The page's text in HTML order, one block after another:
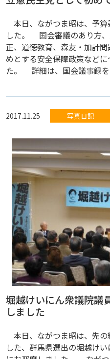
本日、ながつま昭は、予算
した。 国会審議のあり方
正、道徳教育、森友・加計
めとする安全保障政策など
た。 詳細は、国会議事録
2017.11.25 写真日記
堀越けいにん衆議院議
しました
本日、ながつま昭は、先
した、群馬県選出の堀越け